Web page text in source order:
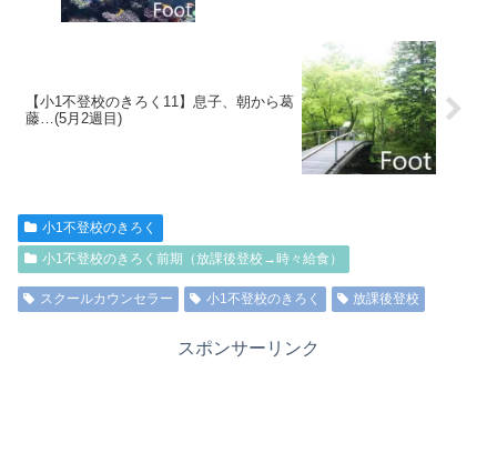
【小1不登校のきろく11】息子、朝から葛
藤…(5月2週目)
小1不登校のきろく
小1不登校のきろく前期（放課後登校→時々給食）
スクールカウンセラー 小1不登校のきろく 放課後登校
スポンサーリンク